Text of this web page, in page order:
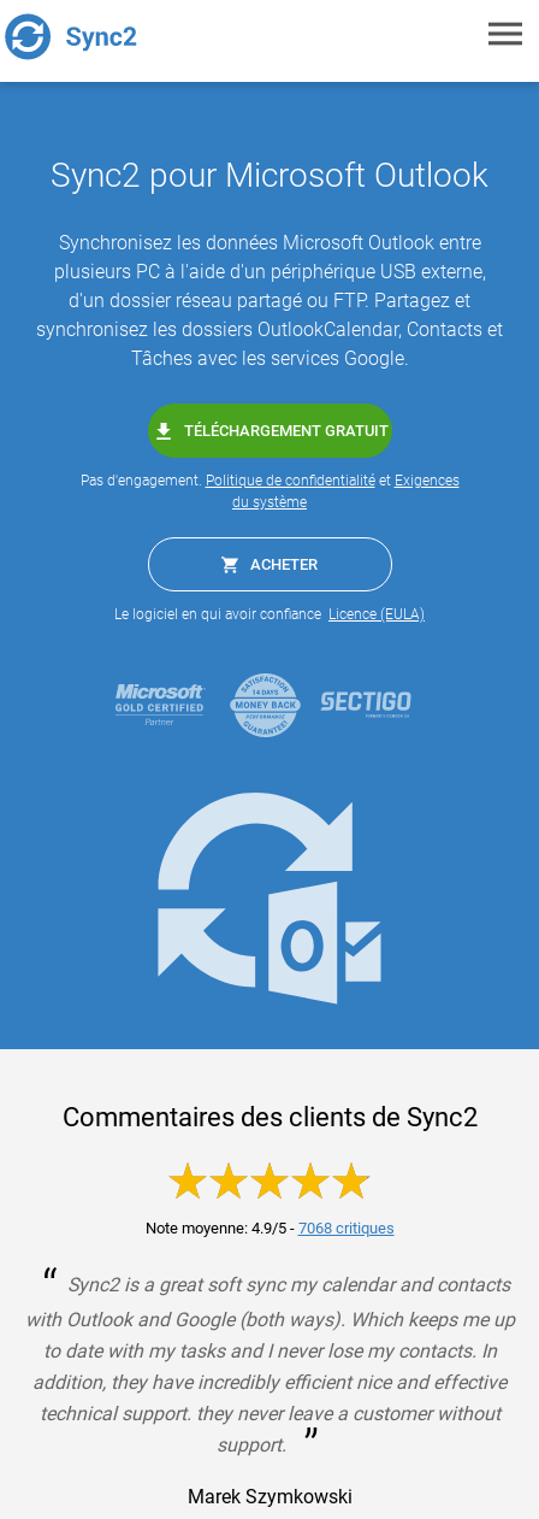
Sync2 pour Microsoft Outlook
Synchronisez les données Microsoft Outlook entre
plusieurs PC à l'aide d'un périphérique USB externe,
d'un dossier réseau partagé ou FTP. Partagez et
synchronisez les dossiers OutlookCalendar, Contacts et
Tâches avec les services Google.
TÉLÉCHARGEMENT GRATUIT
Pas d'engagement. Politique de confidentialitéet Exigences
du système
ACHETER
Le logiciel en qui avoir confiance Licence (EULA)
Commentaires des clients de Sync2
Note moyenne: 4.9/5 - 7068 critiques
“ Sync2 is a great soft sync my calendar and contacts
with Outlook and Google (both ways). Which keeps me up
to date with my tasks and I never lose my contacts. In
addition, they have incredibly efficient nice and effective
technical support. they never leave a customer without
support.
”
Marek Szymkowski